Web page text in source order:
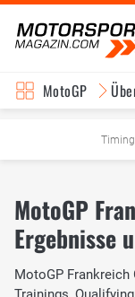
MotoGP
MotoGP
Ergebnisse
MotoGP Frankreich